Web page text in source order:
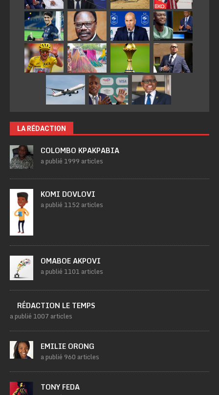
LA RÉDACTION
COLOMBO KPAKPABIA
a publié 1999 articles
KOMI DOVLOVI
a publié 1152 articles
OMABOE AKPOVI
a publié 1101 articles
RÉDACTION LE TEMPS
a publié 1007 articles
EMILIE ORONG
a publié 960 articles
TONY FEDA